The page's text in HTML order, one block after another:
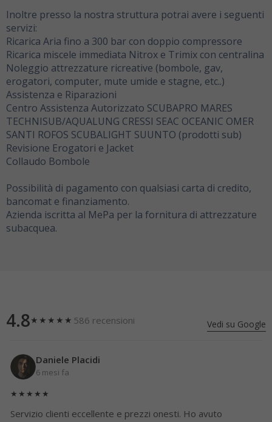
Inoltre presso la nostra struttura potrai avere i seguenti
servizi:
Ricarica Aria fino a 300 bar con doppio compressore
Ricarica miscele immediata Nitrox e Trimix con centralina
Noleggio attrezzature ricreative (bombole, gav,
erogatori, computer, mute umide e stagne, etc..)
Assistenza e Riparazioni
Centro Assistenza Autorizzato SCUBAPRO MARES
TECHNISUB/AQUALUNG CRESSI SEAC OCEANIC OMER
SANTI ROFOS SCUBALIGHT SUUNTO (prodotti sub)
Revisione Erogatori e Jacket
Collaudo Bombole
Possibilità di pagamento con qualsiasi carta di credito,
bancomat e finanziamento.
Azienda iscritta al MePa per la fornitura di attrezzature
subacquea.
4.8★★★★★ 586 recensioni Vedi su Google
Daniele Placidi
6 mesi fa
★★★★★
Servizio clienti eccellente e prezzi onesti. Ho avuto